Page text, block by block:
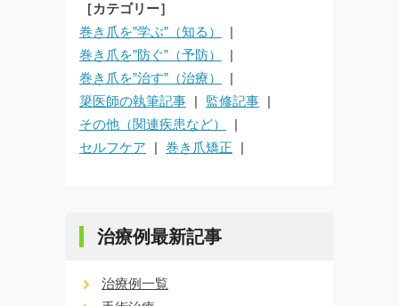
［カテゴリー］
巻き爪を”学ぶ”（知る）
巻き爪を”防ぐ”（予防）
巻き爪を”治す”（治療）
簗医師の執筆記事
監修記事
その他（関連疾患など）
セルフケア
巻き爪矯正
治療例最新記事
治療例一覧